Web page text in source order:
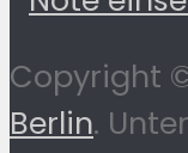
Copyright
Berlin.